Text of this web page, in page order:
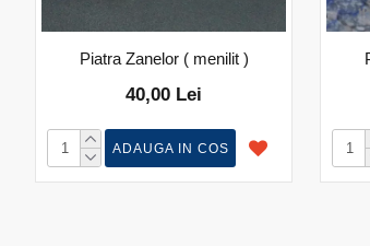
Piatra Zanelor ( menilit )
40,00 Lei
ADAUGA IN COS